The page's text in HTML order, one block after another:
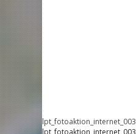
lpt_fotoaktion_internet_003